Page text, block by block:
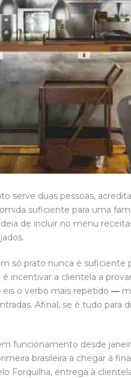
serve duas pessoas,
suficiente para uma
de incluir no menu
só prato nunca é suficiente
incentivar a clientela a
eis o verbo mais repetido —
Afinal, se é tudo para
funcionamento desde
brasileira a chegar à
Forquilha, entrega à